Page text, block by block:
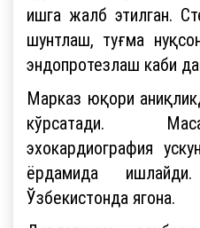
ишга жалб этилган.
шунтлаш, туғма
эндопротезлаш каби
Марказ юқори
кўрсатади.
эхокардиография
ёрдамида
Ўзбекистонда ягона.